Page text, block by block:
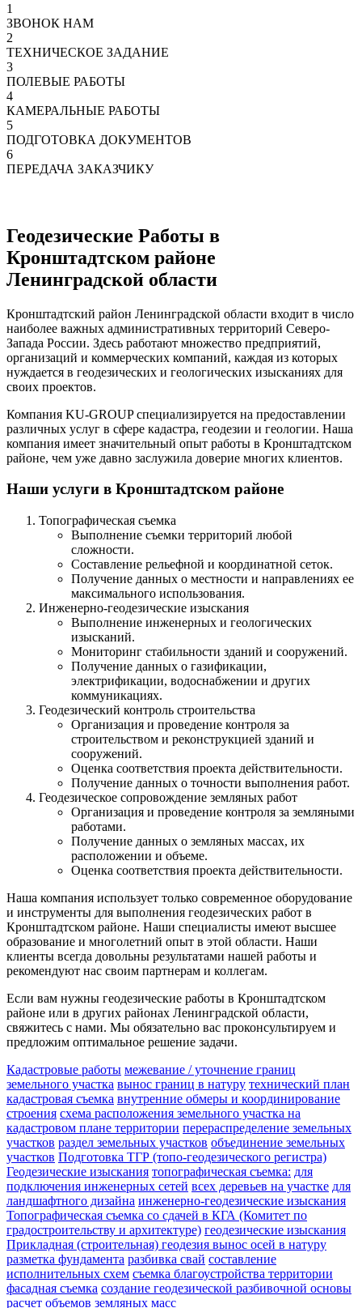
1
ЗВОНОК НАМ
2
ТЕХНИЧЕСКОЕ ЗАДАНИЕ
3
ПОЛЕВЫЕ РАБОТЫ
4
КАМЕРАЛЬНЫЕ РАБОТЫ
5
ПОДГОТОВКА ДОКУМЕНТОВ
6
ПЕРЕДАЧА ЗАКАЗЧИКУ
Геодезические Работы в
Кронштадтском районе
Ленинградской области
Кронштадтский район Ленинградской области входит в число
наиболее важных административных территорий Северо-
Запада России. Здесь работают множество предприятий,
организаций и коммерческих компаний, каждая из которых
нуждается в геодезических и геологических изысканиях для
своих проектов.
Компания KU-GROUP специализируется на предоставлении
различных услуг в сфере кадастра, геодезии и геологии. Наша
компания имеет значительный опыт работы в Кронштадтском
районе, чем уже давно заслужила доверие многих клиентов.
Наши услуги в Кронштадтском районе
Топографическая съемка
Выполнение съемки территорий любой
сложности.
Составление рельефной и координатной сеток.
Получение данных о местности и направлениях ее
максимального использования.
Инженерно-геодезические изыскания
Выполнение инженерных и геологических
изысканий.
Мониторинг стабильности зданий и сооружений.
Получение данных о газификации,
электрификации, водоснабжении и других
коммуникациях.
Геодезический контроль строительства
Организация и проведение контроля за
строительством и реконструкцией зданий и
сооружений.
Оценка соответствия проекта действительности.
Получение данных о точности выполнения работ.
Геодезическое сопровождение земляных работ
Организация и проведение контроля за земляными
работами.
Получение данных о земляных массах, их
расположении и объеме.
Оценка соответствия проекта действительности.
Наша компания использует только современное оборудование
и инструменты для выполнения геодезических работ в
Кронштадтском районе. Наши специалисты имеют высшее
образование и многолетний опыт в этой области. Наши
клиенты всегда довольны результатами нашей работы и
рекомендуют нас своим партнерам и коллегам.
Если вам нужны геодезические работы в Кронштадтском
районе или в других районах Ленинградской области,
свяжитесь с нами. Мы обязательно вас проконсультируем и
предложим оптимальное решение задачи.
Кадастровые работы межевание / уточнение границ
земельного участка вынос границ в натуру технический план
кадастровая съемка внутренние обмеры и координирование
строения схема расположения земельного участка на
кадастровом плане территории перераспределение земельных
участков раздел земельных участков объединение земельных
участков Подготовка ТГР (топо-геодезического регистра)
Геодезические изыскания топографическая съемка: для
подключения инженерных сетей всех деревьев на участке для
ландшафтного дизайна инженерно-геодезические изыскания
Топографическая съемка со сдачей в КГА (Комитет по
градостроительству и архитектуре) геодезические изыскания
Прикладная (строительная) геодезия вынос осей в натуру
разметка фундамента разбивка свай составление
исполнительных схем съемка благоустройства территории
фасадная съемка создание геодезической разбивочной основы
расчет объемов земляных масс